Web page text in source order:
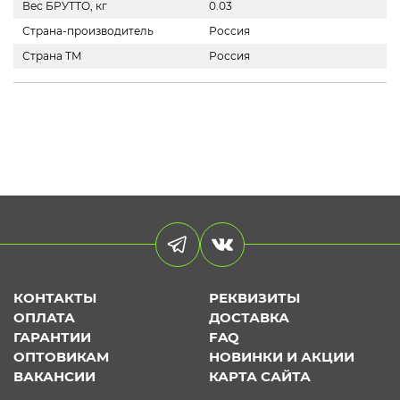
Вес БРУТТО, кг
0.03
Страна-производитель
Россия
Страна ТМ
Россия
КОНТАКТЫ
РЕКВИЗИТЫ
ОПЛАТА
ДОСТАВКА
ГАРАНТИИ
FAQ
ОПТОВИКАМ
НОВИНКИ И АКЦИИ
ВАКАНСИИ
КАРТА САЙТА